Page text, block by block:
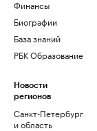
Финансы
Биографии
База знаний
РБК Образование
Новости
регионов
Санкт-Петербург
и область